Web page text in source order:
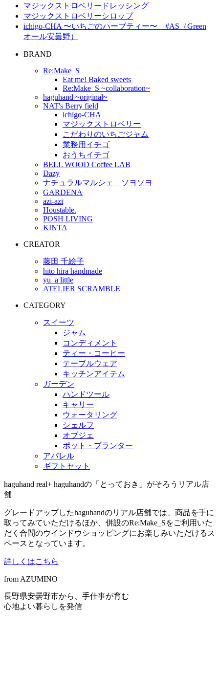
マジックストロベリードレッシング
マジックストロベリーシロップ
ichigo-CHA 〜いちごのハーブティー〜 #AS（Green
オール安曇野）
BRAND
Re:Make_S
Eat me! Baked sweets
Re:Make_S ~collaboration~
haguhand ~original~
NAT's Berry field
ichigo-CHA
マジックストロベリー
こだわりのいちごジャム
業務用イチゴ
おうちイチゴ
BELL WOOD Coffee LAB
Dazy
ナチュラルマルシェ ソヨソヨ
GARDENA
azi-azi
Houstable.
POSH LIVING
KINTA
CREATOR
藤田 千絵子
hito hira handmade
yu_a little
ATELIER SCRAMBLE
CATEGORY
スイーツ
ジャム
コンディメント
ティー・コーヒー
テーブルウェア
キッチンアイテム
ガーデン
ハンドツール
キャリー
ウォータリング
シェルフ
オブジェ
ポット・プランター
アパレル
ギフトセット
haguhand real+ haguhandの「とっておき」がそろうリアル店
舗
グレードアップしたhaguhandのリアル店舗では、商品を⼿に
取ってみていただけるほか、併設のRe:Make_Sをご利⽤いた
だく合間のウインドウショッピングにお楽しみいただけるス
ペースとなっています。
詳しくはこちら
from AZUMINO
長野県安曇野市から、手仕事が育む
心地よい暮らしを発信